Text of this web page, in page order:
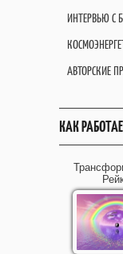
ИНТЕРВЬЮ С
АВТОРСКИЕ
КАК